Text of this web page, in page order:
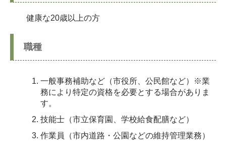
健康な20歳以上の方
職種
一般事務補助など（市役所、公民館など）※業
務により特定の資格を必要とする場合がありま
す。
技能士（市立保育園、学校給食配膳など）
作業員（市内道路・公園などの維持管理業務）